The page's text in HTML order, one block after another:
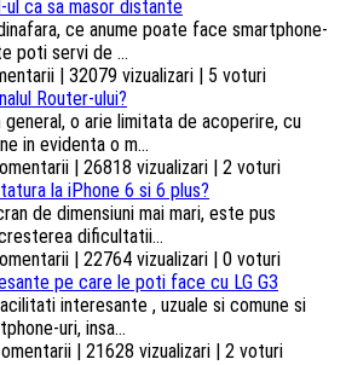
ca sa masor distante
ce anume poate face smartphone-
poti servi de ...
| 32079 vizualizari | 5 voturi
Router-ului?
o arie limitata de acoperire, cu
in evidenta o m...
| 26818 vizualizari | 2 voturi
la iPhone 6 si 6 plus?
de dimensiuni mai mari, este pus
dificultatii...
| 22764 vizualizari | 0 voturi
pe care le poti face cu LG G3
interesante , uzuale si comune si
uri, insa...
| 21628 vizualizari | 2 voturi